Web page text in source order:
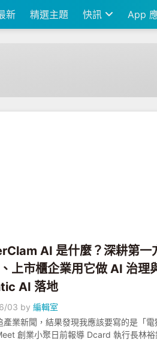
新 精選主題 快訊 App
AI 是什麼？深耕第一
上市櫃企業用它做 AI 治理
AI 落地
03 by編輯室
產業新聞，結果發現我應該要寫的是「
創業小聚日前報導 Dcard 執行長林裕